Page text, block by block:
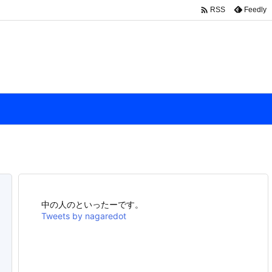
 RSS Feedly
中の人のといったーです。
Tweets by nagaredot